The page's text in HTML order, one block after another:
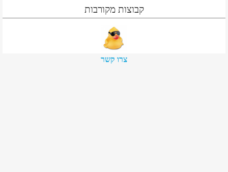
קבוצות מקורבות
צרו קשר